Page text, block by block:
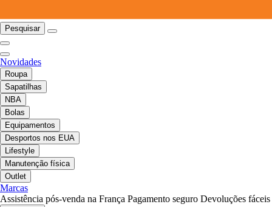
Pesquisar
Novidades
Roupa
Sapatilhas
NBA
Bolas
Equipamentos
Desportos nos EUA
Lifestyle
Manutenção física
Outlet
Marcas
Assistência pós-venda na França Pagamento seguro Devoluções fáceis